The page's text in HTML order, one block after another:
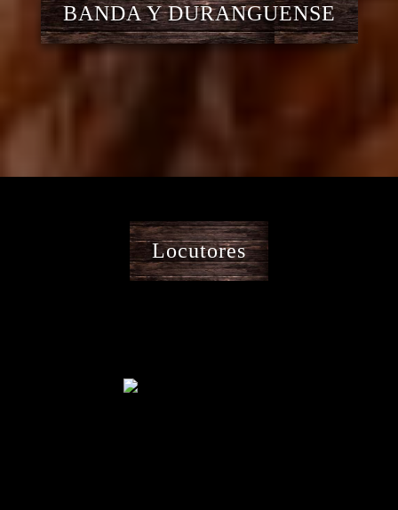
BANDA Y DURANGUENSE
Locutores